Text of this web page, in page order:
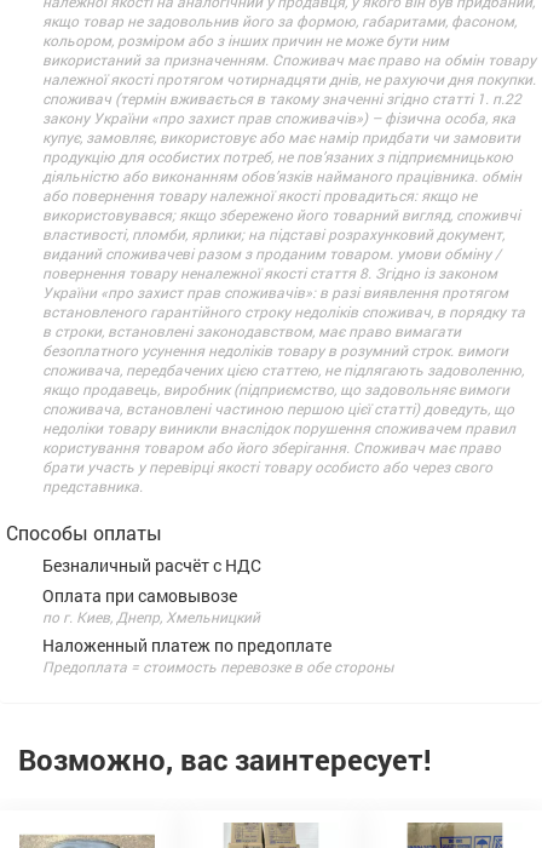
якщо товар не задовольнив його за формою, габаритами, фасоном,
кольором, розміром або з інших причин не може бути ним
використаний за призначенням. Споживач має право на обмін товару
належної якості протягом чотирнадцяти днів, не рахуючи дня покупки.
споживач (термін вживається в такому значенні згідно статті 1. п.22
закону України «про захист прав споживачів») – фізична особа, яка
купує, замовляє, використовує або має намір придбати чи замовити
продукцію для особистих потреб, не пов’язаних з підприємницькою
діяльністю або виконанням обов’язків найманого працівника. обмін
або повернення товару належної якості провадиться: якщо не
використовувався; якщо збережено його товарний вигляд, споживчі
властивості, пломби, ярлики; на підставі розрахунковий документ,
виданий споживачеві разом з проданим товаром. умови обміну /
повернення товару неналежної якості стаття 8. Згідно із законом
України «про захист прав споживачів»: в разі виявлення протягом
встановленого гарантійного строку недоліків споживач, в порядку та
в строки, встановлені законодавством, має право вимагати
безоплатного усунення недоліків товару в розумний строк. вимоги
споживача, передбачених цією статтею, не підлягають задоволенню,
якщо продавець, виробник (підприємство, що задовольняє вимоги
споживача, встановлені частиною першою цієї статті) доведуть, що
недоліки товару виникли внаслідок порушення споживачем правил
користування товаром або його зберігання. Споживач має право
брати участь у перевірці якості товару особисто або через свого
представника.
Способы оплаты
Безналичный расчёт с НДС
Оплата при самовывозе
по г. Киев, Днепр, Хмельницкий
Наложенный платеж по предоплате
Предоплата = стоимость перевозке в обе стороны
Возможно, вас заинтересует!